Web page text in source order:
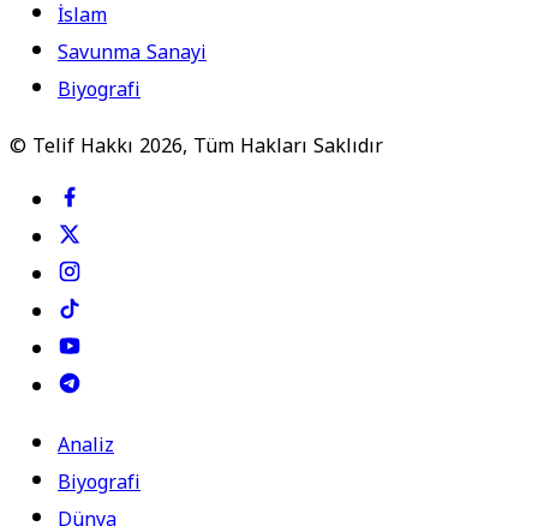
İslam
Savunma Sanayi
Biyografi
© Telif Hakkı 2026, Tüm Hakları Saklıdır
Analiz
Biyografi